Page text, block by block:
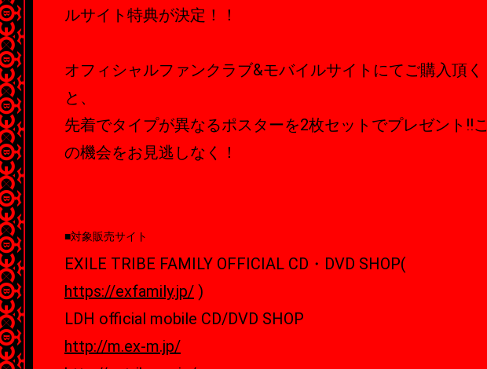
ルサイト特典が決定！！
オフィシャルファンクラブ&モバイルサイトにてご購入頂く
と、
先着でタイプが異なるポスターを2枚セットでプレゼント!!こ
の機会をお見逃しなく！
■対象販売サイト
EXILE TRIBE FAMILY OFFICIAL CD・DVD SHOP(
https://exfamily.jp/ )
LDH official mobile CD/DVD SHOP
http://m.ex-m.jp/